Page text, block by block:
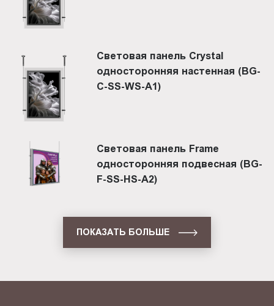
Световая панель Crystal
односторонняя настенная (BG-
C-SS-WS-A1)
Световая панель Frame
односторонняя подвесная (BG-
F-SS-HS-A2)
ПОКАЗАТЬ БОЛЬШЕ